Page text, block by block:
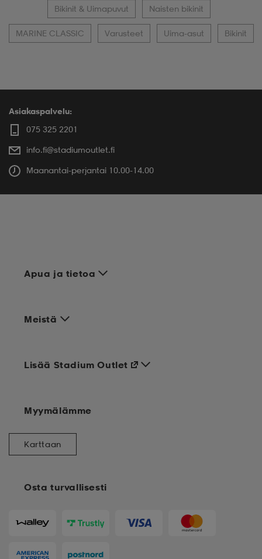
Bikinit & Uimapuvut Naisten bikinit
MARINE CLASSIC Varusteet Uima-asut Bikinit
Asiakaspalvelu:
075 325 2201
info.fi@stadiumoutlet.fi
Maanantai-perjantai 10.00-14.00
Apua ja tietoa
Meistä
Osta turvallisesti
Lisää Stadium Outlet
Myymälämme
Karttaan